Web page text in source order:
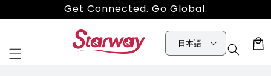
Get Connected. Go Global.
日本語
ー